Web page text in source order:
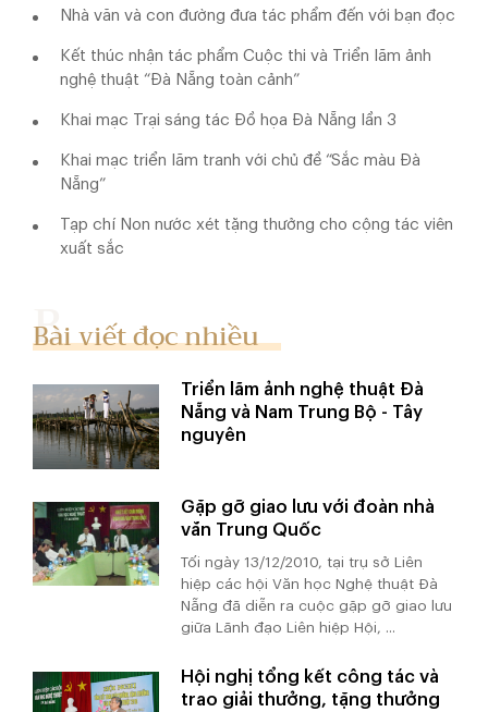
Nhà văn và con đường đưa tác phẩm đến với bạn đọc
Kết thúc nhận tác phẩm Cuộc thi và Triển lãm ảnh
nghệ thuật “Đà Nẵng toàn cảnh”
Khai mạc Trại sáng tác Đồ họa Đà Nẵng lần 3
Khai mạc triển lãm tranh với chủ đề “Sắc màu Đà
Nẵng”
Tạp chí Non nước xét tặng thưởng cho cộng tác viên
xuất sắc
Bài viết đọc nhiều
Triển lãm ảnh nghệ thuật Đà
Nẵng và Nam Trung Bộ - Tây
nguyên
Gặp gỡ giao lưu với đoàn nhà
văn Trung Quốc
Tối ngày 13/12/2010, tại trụ sở Liên
hiệp các hội Văn học Nghệ thuật Đà
Nẵng đã diễn ra cuộc gặp gỡ giao lưu
giữa Lãnh đạo Liên hiệp Hội, ...
Hội nghị tổng kết công tác và
trao giải thưởng, tặng thưởng